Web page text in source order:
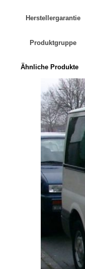
Herstellergarantie
Produktgruppe
Ähnliche Produkte